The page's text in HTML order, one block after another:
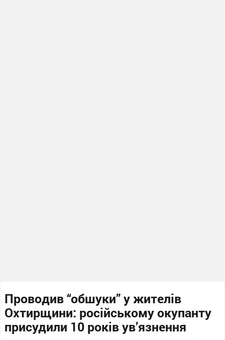
Проводив “обшуки” у жителів
Охтирщини: російському окупанту
присудили 10 років ув’язнення